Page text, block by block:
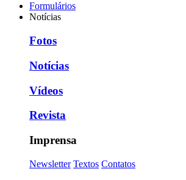
Formulários
Notícias
Fotos
Notícias
Vídeos
Revista
Imprensa
Newsletter Textos Contatos